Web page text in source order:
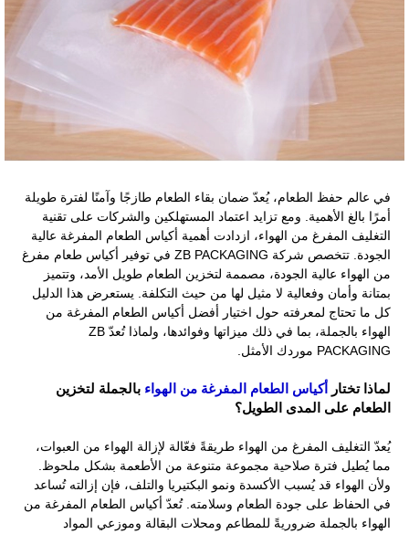
في عالم حفظ الطعام، يُعدّ ضمان بقاء الطعام طازجًا وآمنًا لفترة طويلة
أمرًا بالغ الأهمية. ومع تزايد اعتماد المستهلكين والشركات على تقنية
التغليف المفرغ من الهواء، ازدادت أهمية أكياس الطعام المفرغة عالية
الجودة. تتخصص شركة ZB PACKAGING في توفير أكياس طعام مفرغ
من الهواء عالية الجودة، مصممة لتخزين الطعام طويل الأمد، وتتميز
بمتانة وأمان وفعالية لا مثيل لها من حيث التكلفة. يستعرض هذا الدليل
كل ما تحتاج لمعرفته حول اختيار أفضل أكياس الطعام المفرغة من
الهواء بالجملة، بما في ذلك ميزاتها وفوائدها، ولماذا تُعدّ ZB
PACKAGING موردك الأمثل.
لماذا تختار أكياس الطعام المفرغة من الهواء بالجملة لتخزين
الطعام على المدى الطويل؟
يُعدّ التغليف المفرغ من الهواء طريقةً فعّالة لإزالة الهواء من العبوات،
مما يُطيل فترة صلاحية مجموعة متنوعة من الأطعمة بشكل ملحوظ.
ولأن الهواء قد يُسبب الأكسدة ونمو البكتيريا والتلف، فإن إزالته تُساعد
في الحفاظ على جودة الطعام وسلامته. تُعدّ أكياس الطعام المفرغة من
الهواء بالجملة ضروريةً للمطاعم ومحلات البقالة وموزعي المواد